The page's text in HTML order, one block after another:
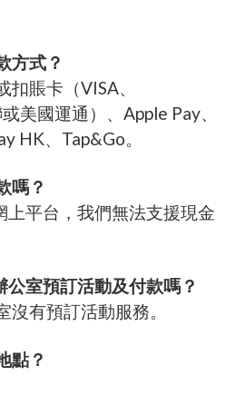
方式？
賬卡（VISA、
美國運通）、Apple Pay、
HK、Tap&Go。
嗎？
上平台，我們無法支援現金
室預訂活動及付款嗎？
有預訂活動服務。
點？